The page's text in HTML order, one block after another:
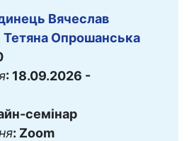
Вячеслав
Тетяна Опрошанська
: 18.09.2026 -
семінар
: Zoom